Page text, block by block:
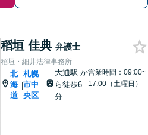
稻垣 佳典 弁護士
稻垣・細井法律事務所
北
海
道
|
札幌
市中
央区
大通駅 か
ら徒歩6
分
営業時間：09:00~
17:00（土曜日）